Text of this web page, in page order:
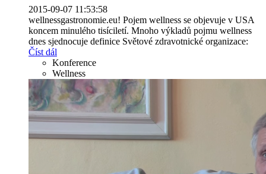
2015-09-07 11:53:58
wellnessgastronomie.eu! Pojem wellness se objevuje v USA
koncem minulého tisíciletí. Mnoho výkladů pojmu wellness
dnes sjednocuje definice Světové zdravotnické organizace:
Číst dál
Konference
Wellness